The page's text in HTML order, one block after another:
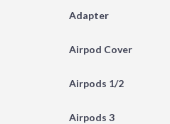
Adapter
Airpod Cover
Airpods 1/2
Airpods 3